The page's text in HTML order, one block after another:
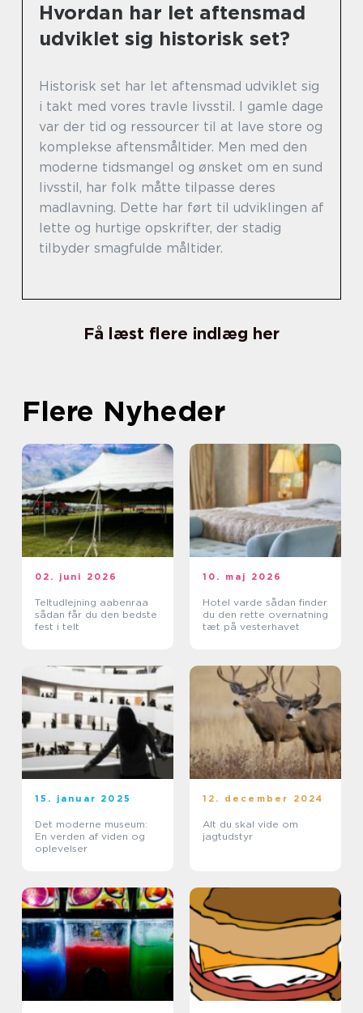
Hvordan har let aftensmad
udviklet sig historisk set?
Historisk set har let aftensmad udviklet sig
i takt med vores travle livsstil. I gamle dage
var der tid og ressourcer til at lave store og
komplekse aftensmåltider. Men med den
moderne tidsmangel og ønsket om en sund
livsstil, har folk måtte tilpasse deres
madlavning. Dette har ført til udviklingen af
lette og hurtige opskrifter, der stadig
tilbyder smagfulde måltider.
Få læst flere indlæg her
Flere Nyheder
02. juni 2026
Teltudlejning aabenraa
sådan får du den bedste
fest i telt
10. maj 2026
Hotel varde sådan finder
du den rette overnatning
tæt på vesterhavet
15. januar 2025
Det moderne museum:
En verden af viden og
oplevelser
12. december 2024
Alt du skal vide om
jagtudstyr